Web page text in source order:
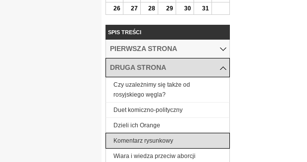
26
27 28 29 30 31
SPIS TREŚCI
PIERWSZA STRONA
DRUGA STRONA
Czy uzależnimy się także od
rosyjskiego węgla?
Duet komiczno-polityczny
Dzieli ich Orange
Komentarz rysunkowy
Wiara i wiedza przeciw aborcji